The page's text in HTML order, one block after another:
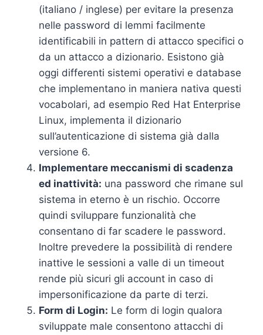
(italiano / inglese) per evitare la presenza
nelle password di lemmi facilmente
identificabili in pattern di attacco specifici o
da un attacco a dizionario. Esistono già
oggi differenti sistemi operativi e database
che implementano in maniera nativa questi
vocabolari, ad esempio Red Hat Enterprise
Linux, implementa il dizionario
sull’autenticazione di sistema già dalla
versione 6.
Implementare meccanismi di scadenza
ed inattività: una password che rimane sul
sistema in eterno è un rischio. Occorre
quindi sviluppare funzionalità che
consentano di far scadere le password.
Inoltre prevedere la possibilità di rendere
inattive le sessioni a valle di un timeout
rende più sicuri gli account in caso di
impersonificazione da parte di terzi.
Form di Login: Le form di login qualora
sviluppate male consentono attacchi di